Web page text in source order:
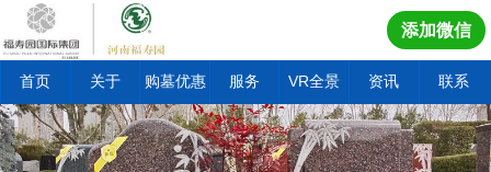
添加微信
首页 关于 购墓优惠 服务 VR全景 资讯 联系